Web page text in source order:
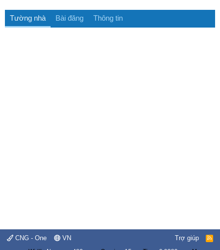
Tường nhà Bài đăng Thông tin
CNG - One VN Trợ giúp
R